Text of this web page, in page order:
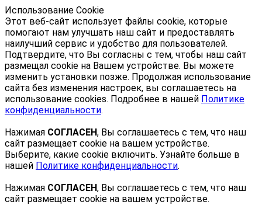
Использование Cookie
Этот веб-сайт использует файлы cookie, которые
помогают нам улучшать наш сайт и предоставлять
наилучший сервис и удобство для пользователей.
Подтвердите, что Вы согласны с тем, чтобы наш сайт
размещал cookie на Вашем устройстве. Вы можете
изменить установки позже. Продолжая использование
сайта без изменения настроек, вы соглашаетесь на
использование cookies. Подробнее в нашей Политике
конфиденциальности.
Нажимая СОГЛАСЕН, Вы соглашаетесь с тем, что наш
сайт размещает cookie на вашем устройстве.
Выберите, какие cookie включить. Узнайте больше в
нашей Политике конфиденциальности.
Нажимая СОГЛАСЕН, Вы соглашаетесь с тем, что наш
сайт размещает cookie на вашем устройстве.